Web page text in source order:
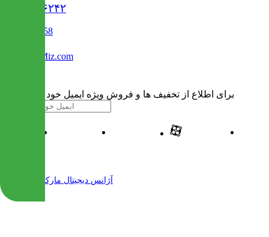
۰۲۱۹۱۳۰۶۲۴۲
02122509458
Info@IranMiz.com
برای اطلاع از تخفیف ها و فروش ویژه ایمیل خود را وارد کنید
آژانس دیجیتال مارکتینگ مهرنت